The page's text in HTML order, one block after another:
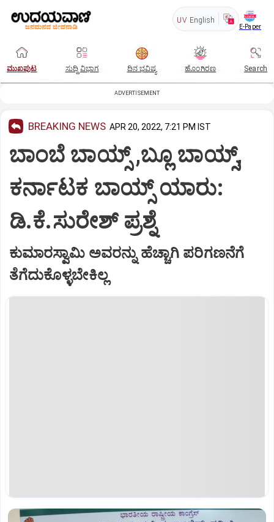
UV English
E-Paper
ಮುಖಪುಟ ಸುದ್ದಿ ವಿಭಾಗ ದಿನ ಭವಿಷ್ಯ ಹೊಂಗಿರಣ Search
ADVERTISEMENT
BREAKING NEWS APR 20, 2022, 7:21 PM IST
ಬಾಂಬೆ ಬಾಯ್ಸ್ ,ಬ್ಲೂ ಬಾಯ್ಸ್,
ಕರ್ನಾಟಕ ಬಾಯ್ಸ್ ಯಾರು:
ಡಿ.ಕೆ.ಸುರೇಶ್ ಪ್ರಶ್ನೆ
ಕುಮಾರಸ್ವಾಮಿ ಅವರನ್ನು ಹೆಚ್ಚಾಗಿ ಪರಿಗಣನೆಗೆ
ತೆಗೆದುಕೊಳ್ಳಬೇಕಿಲ್ಲ